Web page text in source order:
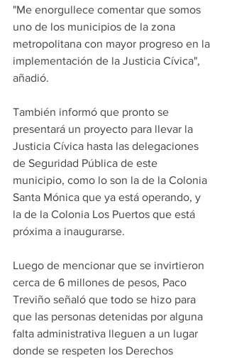
"Me enorgullece comentar que somos
uno de los municipios de la zona
metropolitana con mayor progreso en la
implementación de la Justicia Cívica",
añadió.
También informó que pronto se
presentará un proyecto para llevar la
Justicia Cívica hasta las delegaciones
de Seguridad Pública de este
municipio, como lo son la de la Colonia
Santa Mónica que ya está operando, y
la de la Colonia Los Puertos que está
próxima a inaugurarse.
Luego de mencionar que se invirtieron
cerca de 6 millones de pesos, Paco
Treviño señaló que todo se hizo para
que las personas detenidas por alguna
falta administrativa lleguen a un lugar
donde se respeten los Derechos